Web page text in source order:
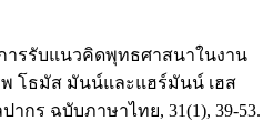
ารรับแนวคิดพุทธศาสนาในงาน
โธมัส มันน์และแฮร์มันน์ เฮส
ากร ฉบับภาษาไทย, 31(1), 39-53.